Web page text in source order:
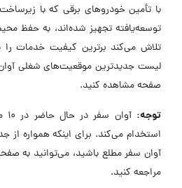
با تأمین خودروهای برقی که با
توسعه‌یافته تجهیز شده‌اند، به حفظ
تلاش می‌کند برترین کیفیت خدمات را
لیست جدیدترین موقعیت‌های شغلی آوان
صفحه مشاهده کنید.
توجه:
استخدام می‌کند. برای اینکه همواره
آوان سفر مطلع باشید، می‌توانید به
مراجعه کنید.